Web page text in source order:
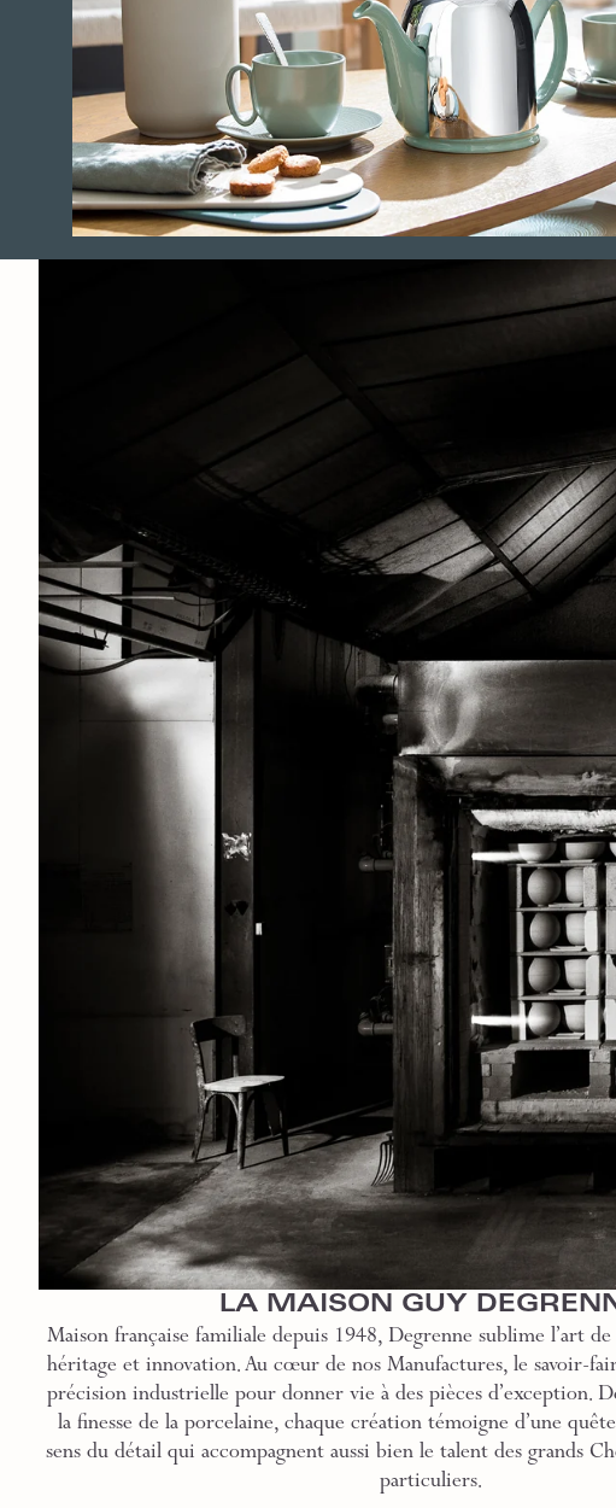
LA MAISON GUY
Maison française familiale depuis 1948, Degrenne sublime l’art
héritage et innovation. Au cœur de nos Manufactures, le savoir-
précision industrielle pour donner vie à des pièces d’exception.
la finesse de la porcelaine, chaque création témoigne d’une
sens du détail qui accompagnent aussi bien le talent des grands
particuliers.